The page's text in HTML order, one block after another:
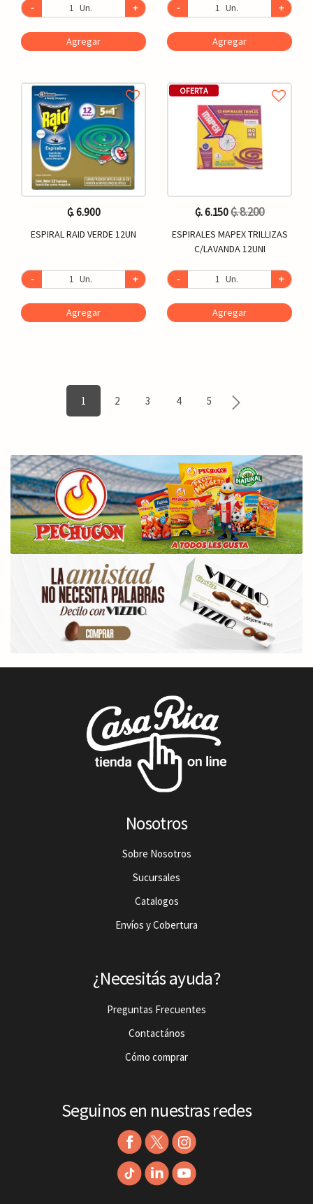
-
Un. +
Agregar
- Un. +
Agregar
₲. 6.900
ESPIRAL RAID VERDE 12UN
- Un. +
Agregar
OFERTA
₲. 6.150₲. 8.200
ESPIRALES MAPEX TRILLIZAS
C/LAVANDA 12UNI
- Un. +
Agregar
1 2 3 4 5
Nosotros
Sobre Nosotros
Sucursales
Catalogos
Envíos y Cobertura
¿Necesitás ayuda?
Preguntas Frecuentes
Contactános
Cómo comprar
Seguinos en nuestras redes